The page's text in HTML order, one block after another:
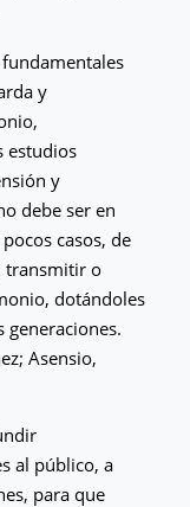
y
estudios
y
debe ser en
casos, de
transmitir o
dotándoles
generaciones.
Asensio,
al público, a
para que